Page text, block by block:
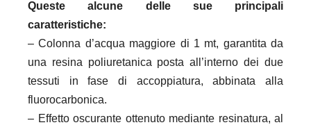
Queste alcune delle sue principali
caratteristiche:
– Colonna d’acqua maggiore di 1 mt, garantita da
una resina poliuretanica posta all’interno dei due
tessuti in fase di accoppiatura, abbinata alla
fluorocarbonica.
– Effetto oscurante ottenuto mediante resinatura, al